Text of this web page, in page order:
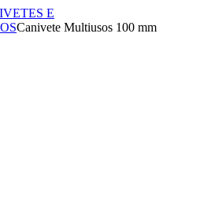
E
Canivete Multiusos 100 mm